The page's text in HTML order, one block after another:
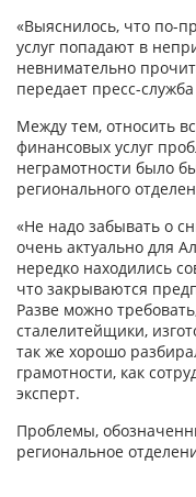
«Выяснилось, что по-
услуг попадают в
невнимательно
передает пресс-
Между тем, относить
финансовых услуг
неграмотности было
регионального
«Не надо забывать о
очень актуально для
нередко находились
что закрываются
Разве можно
сталелитейщики,
так же хорошо
грамотности, как
эксперт.
Проблемы,
региональное